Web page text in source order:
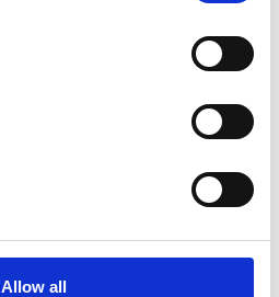
Allow all